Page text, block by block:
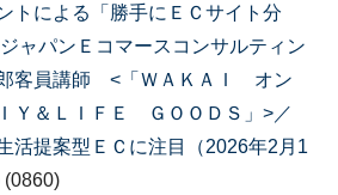
トによる「勝手にＥＣサイト分
ャパンＥコマースコンサルティン
客員講師 <「ＷＡＫＡＩ オン
Ｙ＆ＬＩＦＥ ＧＯＯＤＳ」>／
活提案型ＥＣに注目（2026年2月1
(0860)